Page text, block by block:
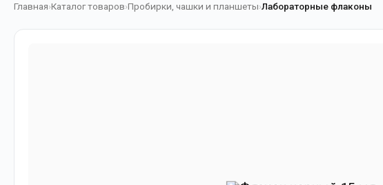
Главная Каталог товаров Пробирки, чашки и планшеты Лабораторные флаконы